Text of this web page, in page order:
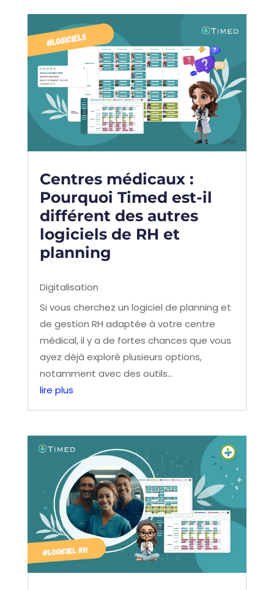
Centres médicaux :
Pourquoi Timed est-il
différent des autres
logiciels de RH et
planning
Digitalisation
Si vous cherchez un logiciel de planning et
de gestion RH adaptée à votre centre
médical, il y a de fortes chances que vous
ayez déjà exploré plusieurs options,
notamment avec des outils...
lire plus